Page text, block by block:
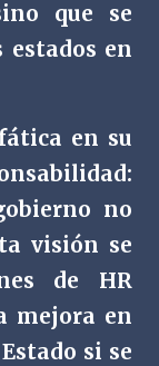
que se
estados en
en su
no
visión se
de HR
mejora en
si se